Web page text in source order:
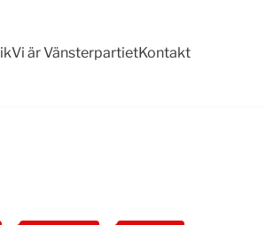
Vi är VänsterpartietKontakt